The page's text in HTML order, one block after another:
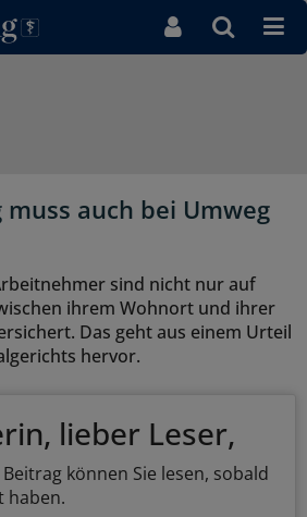
auch bei Umweg
sind nicht nur auf
ihrem Wohnort und ihrer
Das geht aus einem Urteil
hervor.
lieber Leser,
können Sie lesen, sobald
haben.